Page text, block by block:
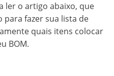
ler o artigo abaixo, que
fazer sua lista de
quais itens colocar
BOM.